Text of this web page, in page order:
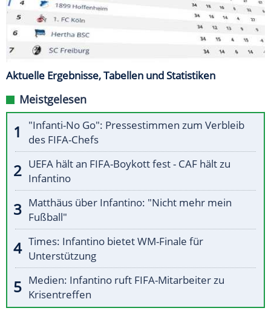
Aktuelle Ergebnisse, Tabellen und Statistiken
Meistgelesen
"Infanti-No Go": Pressestimmen zum Verbleib
des FIFA-Chefs
UEFA hält an FIFA-Boykott fest - CAF hält zu
Infantino
Matthäus über Infantino: "Nicht mehr mein
Fußball"
Times: Infantino bietet WM-Finale für
Unterstützung
Medien: Infantino ruft FIFA-Mitarbeiter zu
Krisentreffen